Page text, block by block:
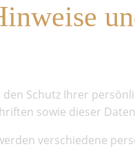
Schutz Ihrer
sowie dieser
verschiedene